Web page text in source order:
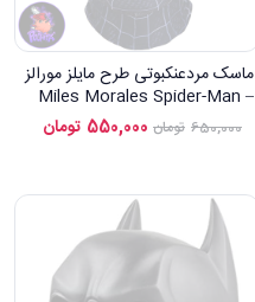
ماسک مردعنکبوتی طرح مایلز مورالز
– Miles Morales Spider-Man
mask
650,000 تومان 550,000 تومان